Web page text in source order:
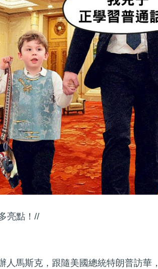
亮點！//
人馬斯克，跟隨美國總統特朗普訪華